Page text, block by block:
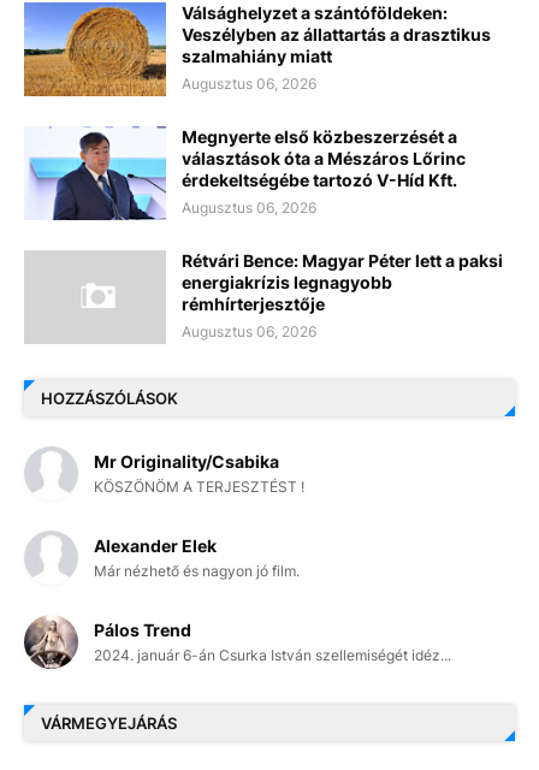
Válsághelyzet a szántóföldeken:
Veszélyben az állattartás a drasztikus
szalmahiány miatt
Augusztus 06, 2026
Megnyerte első közbeszerzését a
választások óta a Mészáros Lőrinc
érdekeltségébe tartozó V-Híd Kft.
Augusztus 06, 2026
Rétvári Bence: Magyar Péter lett a paksi
energiakrízis legnagyobb
rémhírterjesztője
Augusztus 06, 2026
HOZZÁSZÓLÁSOK
Mr Originality/Csabika
KÖSZÖNÖM A TERJESZTÉST !
Alexander Elek
Már nézhető és nagyon jó film.
Pálos Trend
2024. január 6-án Csurka István szellemiségét idéz...
VÁRMEGYEJÁRÁS